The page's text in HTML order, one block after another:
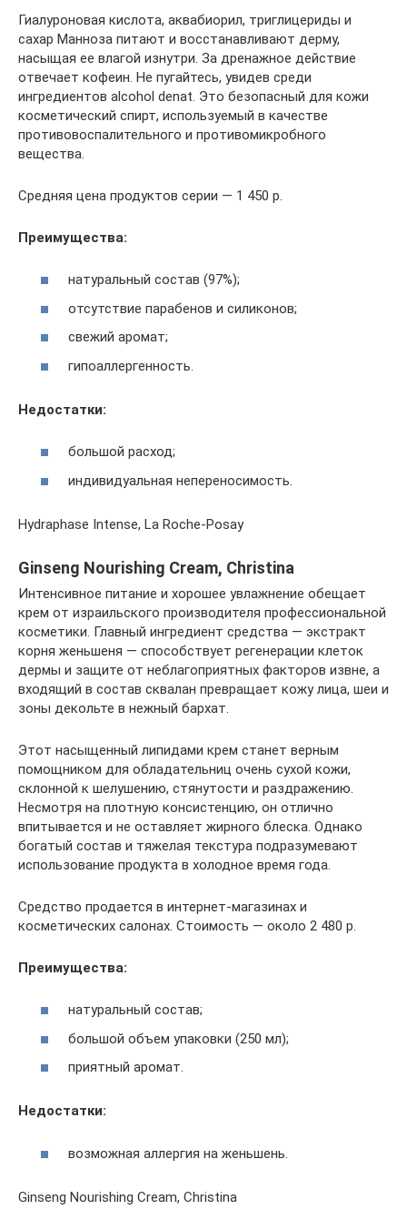
Гиалуроновая кислота, аквабиорил, триглицериды и
сахар Манноза питают и восстанавливают дерму,
насыщая ее влагой изнутри. За дренажное действие
отвечает кофеин. Не пугайтесь, увидев среди
ингредиентов alcohol denat. Это безопасный для кожи
косметический спирт, используемый в качестве
противовоспалительного и противомикробного
вещества.
Средняя цена продуктов серии — 1 450 р.
Преимущества:
натуральный состав (97%);
отсутствие парабенов и силиконов;
свежий аромат;
гипоаллергенность.
Недостатки:
большой расход;
индивидуальная непереносимость.
Hydraphase Intense, La Roche-Posay
Ginseng Nourishing Cream, Christina
Интенсивное питание и хорошее увлажнение обещает
крем от израильского производителя профессиональной
косметики. Главный ингредиент средства — экстракт
корня женьшеня — способствует регенерации клеток
дермы и защите от неблагоприятных факторов извне, а
входящий в состав сквалан превращает кожу лица, шеи и
зоны декольте в нежный бархат.
Этот насыщенный липидами крем станет верным
помощником для обладательниц очень сухой кожи,
склонной к шелушению, стянутости и раздражению.
Несмотря на плотную консистенцию, он отлично
впитывается и не оставляет жирного блеска. Однако
богатый состав и тяжелая текстура подразумевают
использование продукта в холодное время года.
Средство продается в интернет-магазинах и
косметических салонах. Стоимость — около 2 480 р.
Преимущества:
натуральный состав;
большой объем упаковки (250 мл);
приятный аромат.
Недостатки:
возможная аллергия на женьшень.
Ginseng Nourishing Cream, Christina